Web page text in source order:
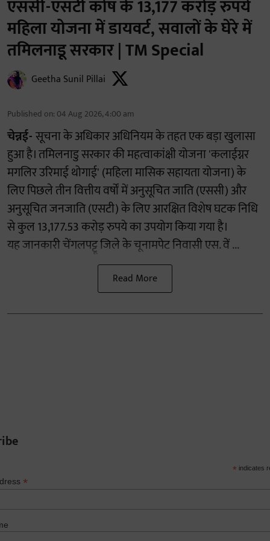
एससी-एसटी कोष के 13,177 करोड़ रुपये
महिला योजना में डायवर्ट, सवालों के घेरे में
तमिलनाडू सरकार | TM Special
Geetha Sunil Pillai
Published on: 04 Aug 2026, 4:00 am
चेन्नई-सूचना के अधिकार अधिनियम के तहत एक बड़ा खुलासा
हुआ है। तमिलनाडु सरकार की महत्वाकांक्षी योजना 'कलाईग्नर
मगलिर उरिमाई थोगाई' (महिला मासिक सहायता योजना) के
लिए पिछले तीन वित्तीय वर्षों में अनुसूचित जाति (एससी) और
अनुसूचित जनजाति (एसटी) के लिए आरक्षित विशेष घटक निधि
से कुल 13,177.53 करोड़ रुपये का उपयोग किया गया है।
यह जानकारी चेंगलपट्टू जिले के चूनामपेट निवासी एस. वें ...
Read More
* indicates
*